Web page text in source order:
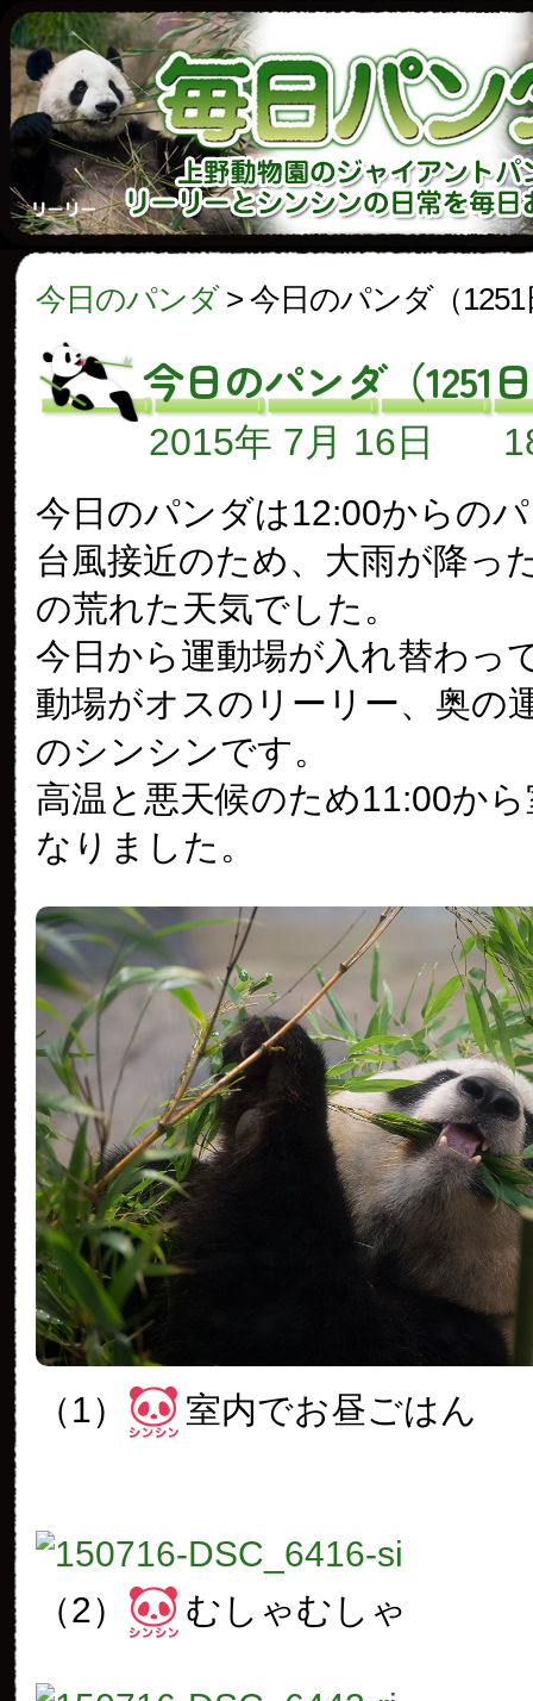
今日のパンダ> 今日のパンダ（1251
今日のパンダ（1251
2015年 7月 16日
今日のパンダは12:00からの
台風接近のため、大雨が降っ
の荒れた天気でした。
今日から運動場が入れ替わっ
動場がオスのリーリー、奥の
のシンシンです。
高温と悪天候のため11:00か
なりました。
（1） 室内でお昼ごはん
（2） むしゃむしゃ